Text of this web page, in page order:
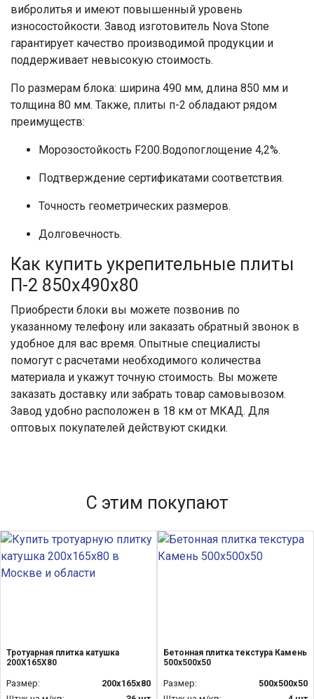
вибролитья и имеют повышенный уровень
износостойкости. Завод изготовитель Nova Stone
гарантирует качество производимой продукции и
поддерживает невысокую стоимость.
По размерам блока: ширина 490 мм, длина 850 мм и
толщина 80 мм. Также, плиты п-2 обладают рядом
преимуществ:
Морозостойкость F200.Водопоглощение 4,2%.
Подтверждение сертификатами соответствия.
Точность геометрических размеров.
Долговечность.
Как купить укрепительные плиты
П-2 850х490х80
Приобрести блоки вы можете позвонив по
указанному телефону или заказать обратный звонок в
удобное для вас время. Опытные специалисты
помогут с расчетами необходимого количества
материала и укажут точную стоимость. Вы можете
заказать доставку или забрать товар самовывозом.
Завод удобно расположен в 18 км от МКАД. Для
оптовых покупателей действуют скидки.
С этим покупают
Тротуарная плитка катушка
200Х165Х80
Размер:
200х165х80
Бетонная плитка текстура Камень
500х500х50
Размер:
500х500х50